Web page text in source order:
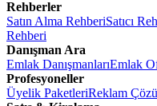
Rehberler
Satın Alma RehberiSatıcı
Rehberi
Danışman Ara
Emlak DanışmanlarıEmlak
Profesyoneller
Üyelik PaketleriReklam